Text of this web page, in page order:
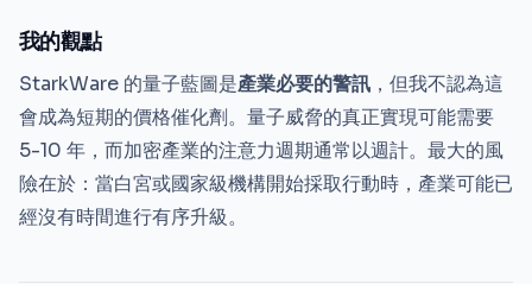
我的觀點
StarkWare 的量子藍圖是產業必要的警訊 ，但我不認為這
會成為短期的價格催化劑。量子威脅的真正實現可能需要
5-10 年，而加密產業的注意力週期通常以週計。最大的風
險在於：當白宮或國家級機構開始採取行動時，產業可能已
經沒有時間進行有序升級。